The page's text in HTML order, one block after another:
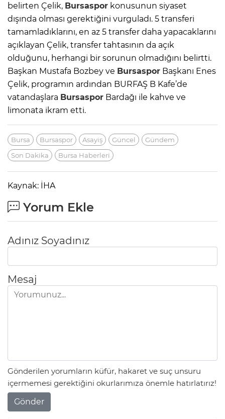
belirten Çelik, Bursaspor konusunun siyaset
dışında olması gerektiğini vurguladı. 5 transferi
tamamladıklarını, en az 5 transfer daha yapacaklarını
açıklayan Çelik, transfer tahtasının da açık
olduğunu, herhangi bir sorunun olmadığını belirtti.
Başkan Mustafa Bozbey ve Bursaspor Başkanı Enes
Çelik, programın ardından BURFAŞ B Kafe’de
vatandaşlara Bursaspor Bardağı ile kahve ve
limonata ikram etti.
Bursa Bursaspor Asayiş Güncel
Gündem
Son Dakika
Bursa Haberleri
Kaynak: İHA
Yorum Ekle
Adınız Soyadınız
Mesaj
Gönderilen yorumların küfür, hakaret ve suç unsuru
içermemesi gerektiğini okurlarımıza önemle hatırlatırız!
Gönder